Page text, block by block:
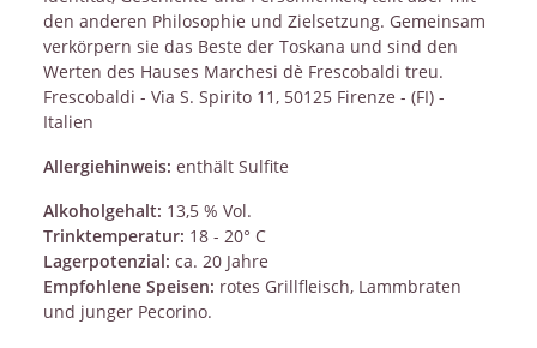
den anderen Philosophie und Zielsetzung. Gemeinsam
verkörpern sie das Beste der Toskana und sind den
Werten des Hauses Marchesi dè Frescobaldi treu.
Frescobaldi - Via S. Spirito 11, 50125 Firenze - (FI) -
Italien
Allergiehinweis: enthält Sulfite
Alkoholgehalt: 13,5 % Vol.
Trinktemperatur: 18 - 20° C
Lagerpotenzial: ca. 20 Jahre
Empfohlene Speisen: rotes Grillfleisch, Lammbraten
und junger Pecorino.